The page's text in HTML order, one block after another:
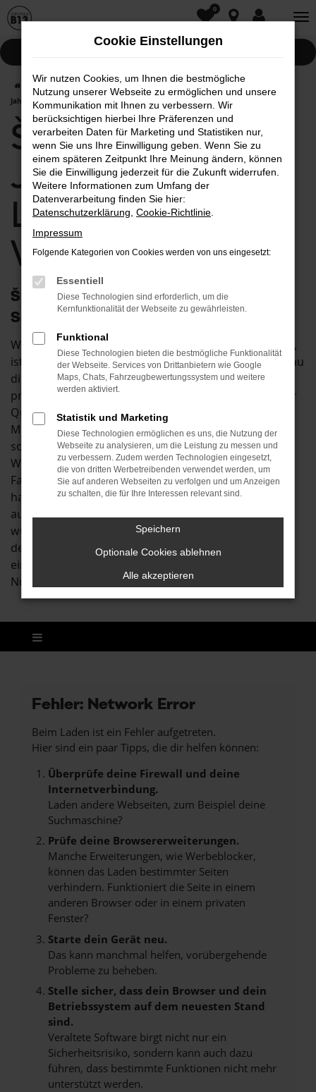
Zum
0
Škoda Octavia
Jahreswagen mit Lieferservice nach Wolnzach
Škoda Octavia
Jahreswagen mit
Lieferservice nach
Wolnzach
Škoda Octavia Jahreswagen: optimieren
Sie Ihre Mobilität in Wolnzach
Wenn Sie beim Autokauf mit spitzen Bleistift rechnen,
ist ein Škoda Octavia Jahreswagen für Wolnzach genau
die richtige Wahl. Sie verbinden mit einem Kauf die
preislichen Vorteile eines Gebrauchtwagens mit einer
Qualität, die fast der eines Neuwagens entspricht.
Mancherorts werden Škoda Octavia Jahreswagen
sogar als die bessere Wahl für Fahrten in Städten wie
Wolnzach angesehen. Der Grund liegt darin, dass die
Fahrzeuge bereits einige Kilometer auf dem Buckel
haben und auf diese Weise Produktionsfehler
ausgeschlossen werden können. Anders formuliert
wurde jeder Škoda Octavia Jahreswagen bereits auf
den Straßen von Wolnzach oder anderswo
eingefahren und ist somit bereit für die sofortige
Nutzung. Und dass natürlich ohne Wartezeit.
Fehler: Network Error
Beim Laden ist ein Fehler aufgetreten.
Hier sind ein paar Tipps, die dir helfen können:
Überprüfe deine Firewall und deine
Internetverbindung.
Laden andere Webseiten, zum Beispiel deine
Suchmaschine?
Prüfe deine Browsererweiterungen.
Manche Erweiterungen, wie Werbeblocker,
können das Laden bestimmter Seiten
verhindern. Funktioniert die Seite in einem
anderen Browser oder in einem privaten
Fenster?
Starte dein Gerät neu.
Das kann manchmal helfen, vorübergehende
Probleme zu beheben.
Stelle sicher, dass dein Browser und dein
Betriebssystem auf dem neuesten Stand
sind.
Veraltete Software birgt nicht nur ein
Sicherheitsrisiko, sondern kann auch dazu
führen, dass bestimmte Funktionen nicht mehr
unterstützt werden.
Cookie Einstellungen
Wir nutzen Cookies, um Ihnen die bestmögliche
Nutzung unserer Webseite zu ermöglichen und unsere
Kommunikation mit Ihnen zu verbessern. Wir
berücksichtigen hierbei Ihre Präferenzen und
verarbeiten Daten für Marketing und Statistiken nur,
wenn Sie uns Ihre Einwilligung geben. Wenn Sie zu
einem späteren Zeitpunkt Ihre Meinung ändern, können
Sie die Einwilligung jederzeit für die Zukunft widerrufen.
Weitere Informationen zum Umfang der
Datenverarbeitung finden Sie hier:
Datenschutzerklärung Cookie-Richtlinie
Impressum
Folgende Kategorien von Cookies werden von uns eingesetzt:
Essentiell
Diese Technologien sind erforderlich, um die
Kernfunktionalität der Webseite zu gewährleisten.
Funktional
Diese Technologien bieten die bestmögliche Funktionalität
der Webseite. Services von Drittanbietern wie Google
Maps, Chats, Fahrzeugbewertungssystem und weitere
werden aktiviert.
Statistik und Marketing
Diese Technologien ermöglichen es uns, die Nutzung der
Webseite zu analysieren, um die Leistung zu messen und
zu verbessern. Zudem werden Technologien eingesetzt,
die von dritten Werbetreibenden verwendet werden, um
Sie auf anderen Webseiten zu verfolgen und um Anzeigen
zu schalten, die für Ihre Interessen relevant sind.
Speichern
Optionale Cookies ablehnen
Alle akzeptieren